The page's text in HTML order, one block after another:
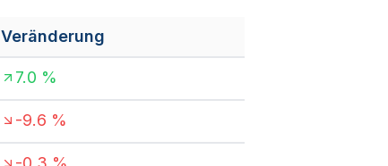
Veränderung
7.0 %
-9.6 %